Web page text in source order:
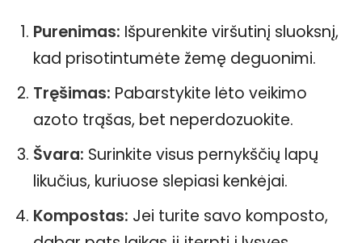
Purenimas: Išpurenkite viršutinį sluoksnį,
kad prisotintumėte žemę deguonimi.
Tręšimas: Pabarstykite lėto veikimo
azoto trąšas, bet neperdozuokite.
Švara: Surinkite visus pernykščių lapų
likučius, kuriuose slepiasi kenkėjai.
Kompostas: Jei turite savo komposto,